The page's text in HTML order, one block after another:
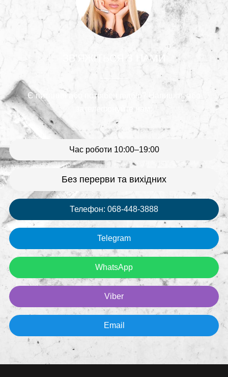
ЗВ'ЯЖІТЬСЯ З НАМИ
Є питання або потрібен підбір? Напишіть або
зателефонуйте нам:
Час роботи 10:00–19:00
Без перерви та вихідних
Телефон: 068-448-3888
Telegram
WhatsApp
Viber
Email